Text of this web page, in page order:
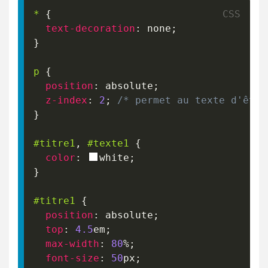
*
{
text-decoration : none ;
}
p
{
position : absolute ;
z-index : 2 ;
/* permet au texte
}
#titre1 , #texte1
{
color : white ;
}
#titre1
{
position : absolute ;
top : 4.5em ;
max-width : 80%;
font-size : 50px ;